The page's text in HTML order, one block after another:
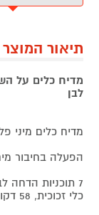
תיאור המוצר
לבן
מדיח כלים מיני
הפעלה בחיבור
כלי זכוכית, 58 דקות, מהירה.